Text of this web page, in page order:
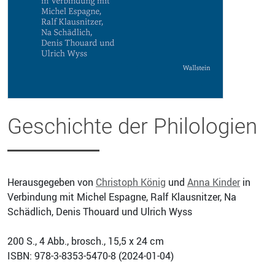
Geschichte der Philologien
Herausgegeben von Christoph König und Anna Kinderin
Verbindung mit Michel Espagne, Ralf Klausnitzer, Na
Schädlich, Denis Thouard und Ulrich Wyss
200 S., 4 Abb., brosch., 15,5 x 24 cm
ISBN: 978-3-8353-5470-8 (2024-01-04)